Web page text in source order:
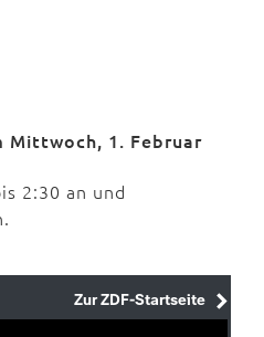
Mittwoch, 1. Februar
2:30 an und